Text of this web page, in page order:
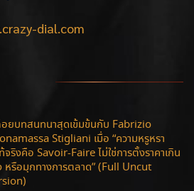
dial.com
อยบทสนทนาสุดเข้มข้นกับ Fabrizio
Stigliani เมื่อ “ความหรูหรา
จริงคือ Savoir-Faire ไม่ใช่การตั้งราคาเกิน
หรือมุกทางการตลาด” (Full Uncut